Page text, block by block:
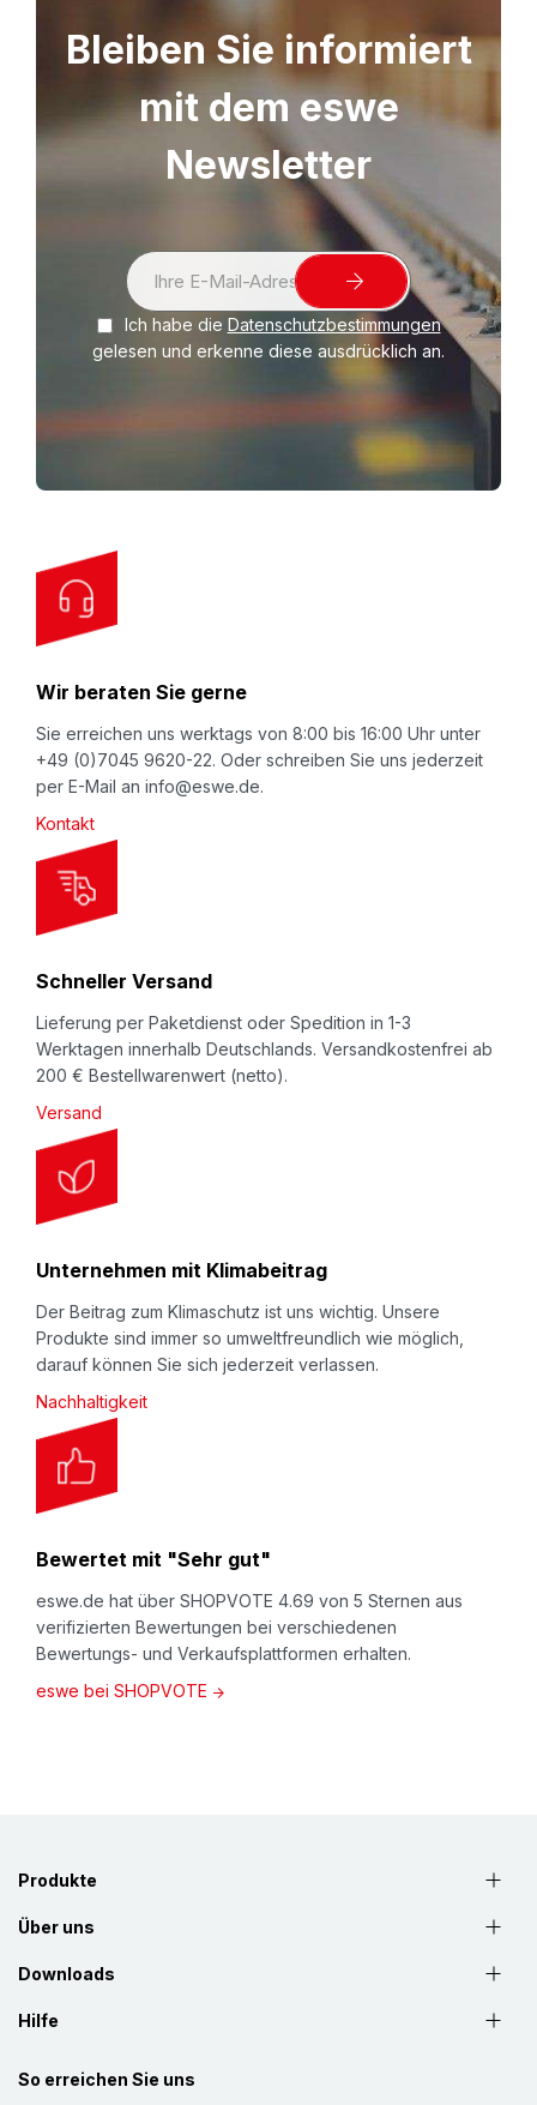
Bleiben Sie informiert
mit dem eswe
Newsletter
o
O
u
r
e
w
s
e
t
e
r
Ich habe die Datenschutzbestimmungen
gelesen und erkenne diese ausdrücklich an.
Wir beraten Sie gerne
Sie erreichen uns werktags von 8:00 bis 16:00 Uhr unter
+49 (0)7045 9620-22. Oder schreiben Sie uns jederzeit
per E-Mail an info@eswe.de.
Kontakt
Schneller Versand
Lieferung per Paketdienst oder Spedition in 1-3
Werktagen innerhalb Deutschlands. Versandkostenfrei ab
200 € Bestellwarenwert (netto).
Versand
Unternehmen mit Klimabeitrag
Der Beitrag zum Klimaschutz ist uns wichtig. Unsere
Produkte sind immer so umweltfreundlich wie möglich,
darauf können Sie sich jederzeit verlassen.
Nachhaltigkeit
Bewertet mit "Sehr gut"
eswe.de hat über SHOPVOTE 4.69 von 5 Sternen aus
verifizierten Bewertungen bei verschiedenen
Bewertungs- und Verkaufsplattformen erhalten.
eswe bei SHOPVOTE
Produkte
Über uns
Downloads
Hilfe
So erreichen Sie uns